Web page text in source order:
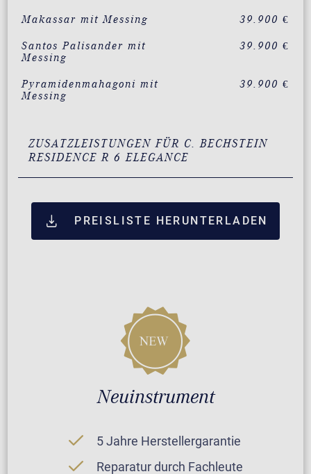
Makassar mit Messing 39.900 €
Santos Palisander mit
Messing
39.900 €
Pyramidenmahagoni mit
Messing
39.900 €
ZUSATZLEISTUNGEN FÜR C. BECHSTEIN
RESIDENCE R 6 ELEGANCE
PREISLISTE HERUNTERLADEN
Neuinstrument
5 Jahre Herstellergarantie
Reparatur durch Fachleute